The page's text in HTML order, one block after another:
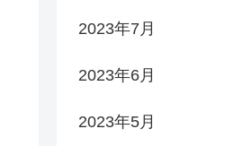
2023年7月
2023年6月
2023年5月